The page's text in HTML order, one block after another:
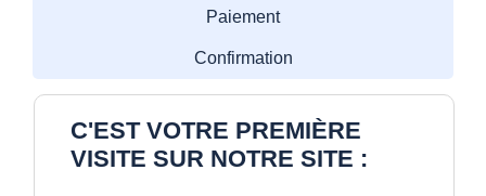
Paiement
Confirmation
C'EST VOTRE PREMIÈRE
VISITE SUR NOTRE SITE :